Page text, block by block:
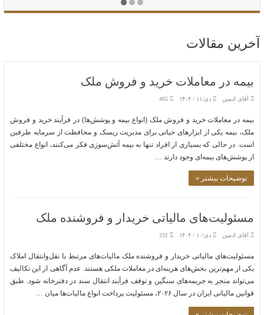
آخرین مقالات
بیمه در معاملات خرید و فروش ملک
آقای ادمین دی/۱۱ / ۱۴۰۴ 405
بیمه در معاملات خرید و فروش ملک (انواع بیمه و پوشش‌ها) در فرآیند خرید و فروش
ملک، بیمه یکی از ابزارهای حیاتی برای مدیریت ریسک و محافظت از سرمایه طرفین
است. در حالی که بسیاری از افراد تنها به بیمه آتش‌سوزی فکر می‌کنند، انواع مختلفی
از پوشش‌های بیمه‌ای وجود دارند …
توضیحات بیشتر »
مسئولیت‌های مالیاتی خریدار و فروشنده ملک
آقای ادمین دی/۱۰ / ۱۴۰۴ 231
مسئولیت‌های مالیاتی خریدار و فروشنده ملک مالیات‌های مرتبط با نقل‌وانتقال املاک
یکی از مهم‌ترین بخش‌های هزینه‌ای در معاملات ملکی هستند. عدم آگاهی از این تکالیف
می‌تواند منجر به جریمه‌های سنگین و توقف فرآیند انتقال سند در دفترخانه شود. طبق
قوانین مالیاتی ایران در سال ۲۰۲۶، مسئولیت پرداخت انواع مالیات‌ها میان …